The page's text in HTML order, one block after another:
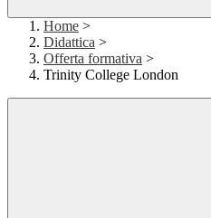
Home >
Didattica >
Offerta formativa >
Trinity College London